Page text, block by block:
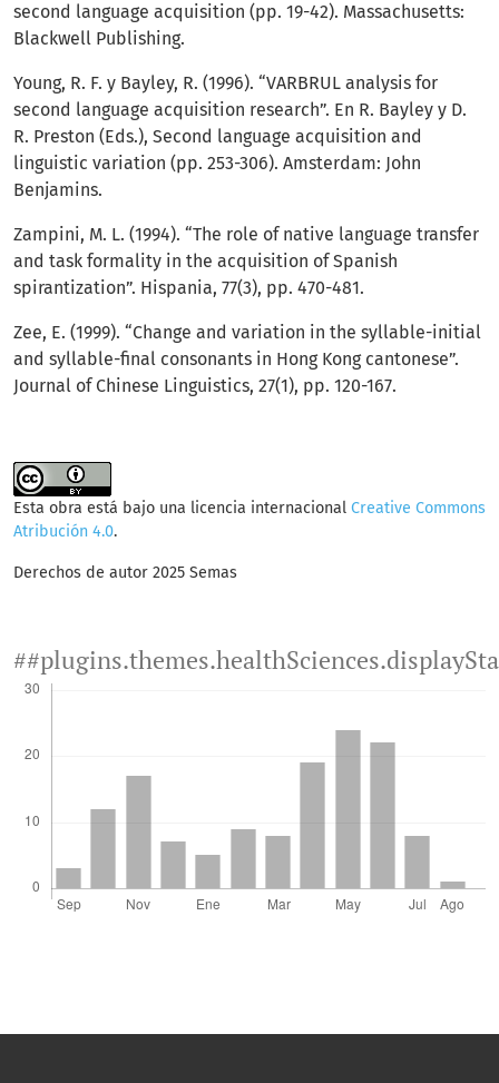
second language acquisition (pp. 19-42). Massachusetts:
Blackwell Publishing.
Young, R. F. y Bayley, R. (1996). “VARBRUL analysis for
second language acquisition research”. En R. Bayley y D.
R. Preston (Eds.), Second language acquisition and
linguistic variation (pp. 253-306). Amsterdam: John
Benjamins.
Zampini, M. L. (1994). “The role of native language transfer
and task formality in the acquisition of Spanish
spirantization”. Hispania, 77(3), pp. 470-481.
Zee, E. (1999). “Change and variation in the syllable-initial
and syllable-final consonants in Hong Kong cantonese”.
Journal of Chinese Linguistics, 27(1), pp. 120-167.
Esta obra está bajo una licencia internacional Creative Commons
Atribución 4.0.
Derechos de autor 2025 Semas